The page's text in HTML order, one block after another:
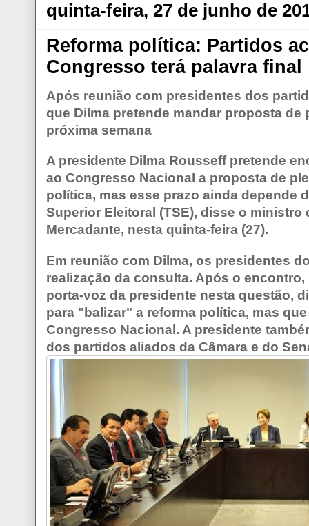
quinta-feira, 27 de junho de
Reforma política: Partidos
Congresso terá palavra final
Após reunião com presidentes dos
que Dilma pretende mandar proposta
próxima semana
A presidente Dilma Rousseff pretende
ao Congresso Nacional a proposta de
política, mas esse prazo ainda depende
Superior Eleitoral (TSE), disse o ministro
Mercadante, nesta quinta-feira (27).
Em reunião com Dilma, os presidentes
realização da consulta. Após o
porta-voz da presidente nesta questão,
para "balizar" a reforma política, mas
Congresso Nacional. A presidente
dos partidos aliados da Câmara e do